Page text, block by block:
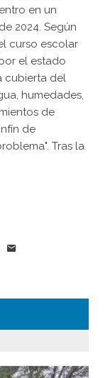
en un
2024. Según
curso escolar
el estado
cubierta del
humedades,
de
de
Tras la